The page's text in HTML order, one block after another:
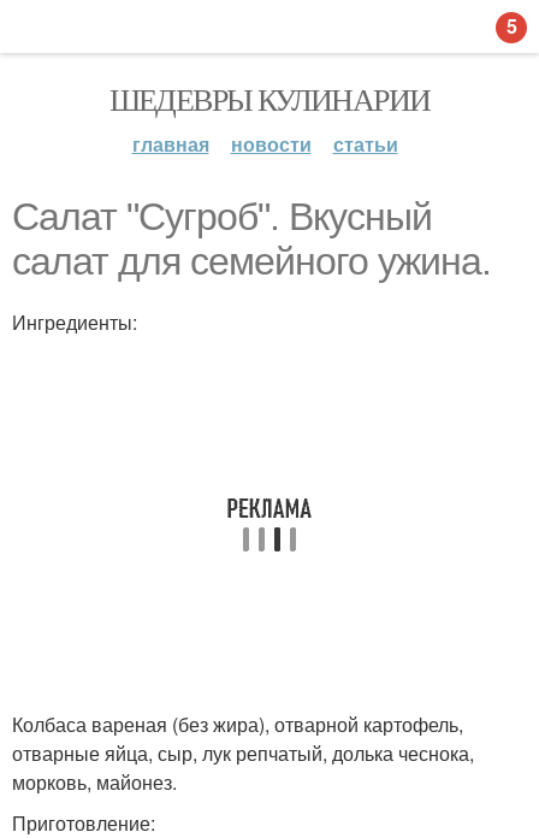
ШЕДЕВРЫ КУЛИНАРИИ
главная новости статьи
Салат "Сугроб". Вкусный
салат для семейного ужина.
Ингредиенты:
Колбаса вареная (без жира), отварной картофель,
отварные яйца, сыр, лук репчатый, долька чеснока,
морковь, майонез.
Приготовление:
5